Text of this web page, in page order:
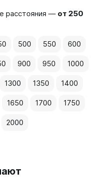
расстояния — от 250
500 550 600
900 950 1000
1300 1350 1400
1650 1700 1750
2000